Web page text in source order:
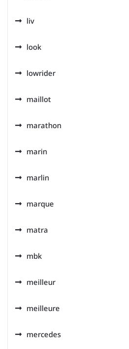
liv
look
lowrider
maillot
marathon
marin
marlin
marque
matra
mbk
meilleur
meilleure
mercedes